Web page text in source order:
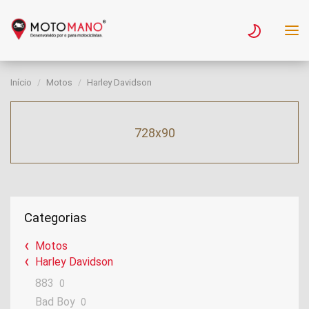
Início Motos Harley Davidson
728x90
Categorias
Motos
Harley Davidson
883
0
Bad Boy 0